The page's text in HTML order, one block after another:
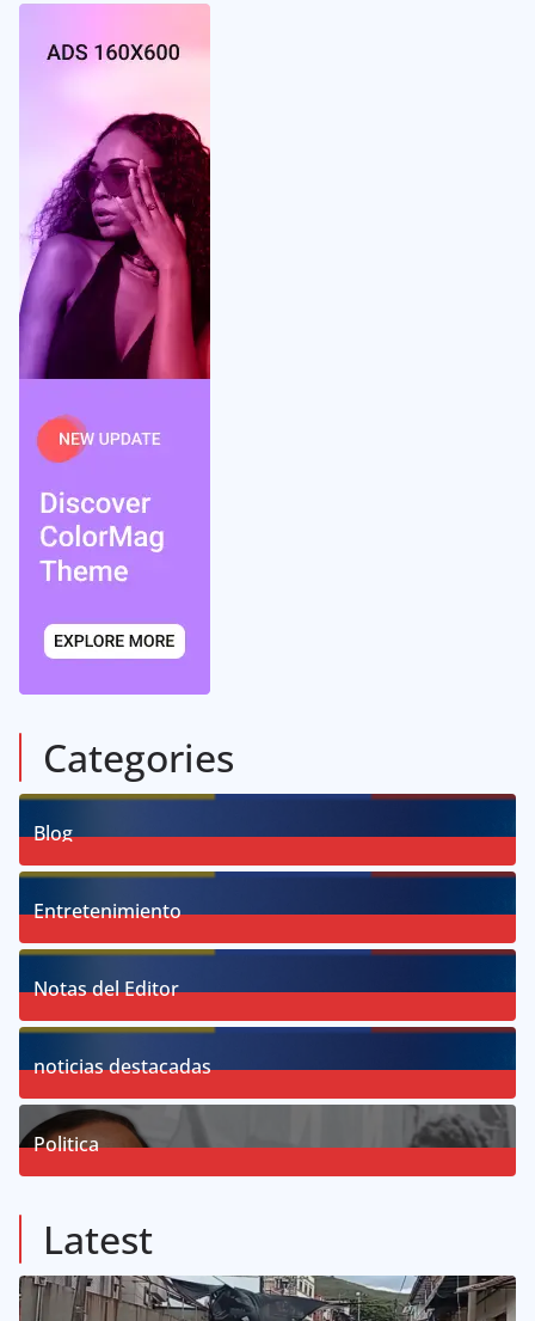
Categories
Blog
Posts
Entretenimiento
Posts
Notas del Editor
Posts
noticias destacadas
Politica
Latest